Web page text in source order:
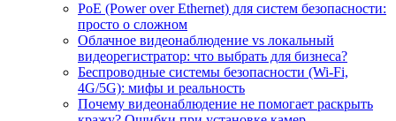
PoE (Power over Ethernet) для систем безопасности:
просто о сложном
Облачное видеонаблюдение vs локальный
видеорегистратор: что выбрать для бизнеса?
Беспроводные системы безопасности (Wi-Fi,
4G/5G): мифы и реальность
Почему видеонаблюдение не помогает раскрыть